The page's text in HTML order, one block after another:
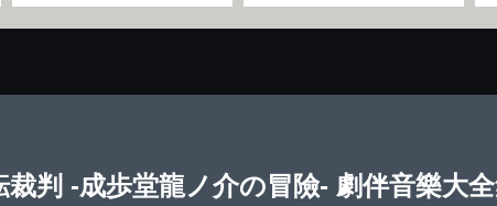
裁判 -成歩堂龍ノ介の冒險- 劇伴音樂大